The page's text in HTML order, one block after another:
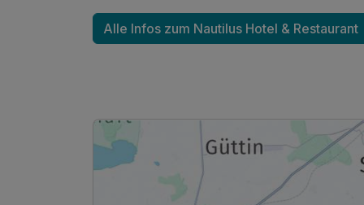
Alle Infos zum Nautilus Hotel & Restaurant